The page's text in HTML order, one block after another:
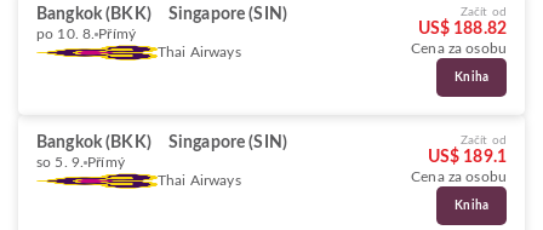
Bangkok (BKK) Singapore (SIN)
po 10. 8. Přímý
Thai Airways
Začít od
US$ 188.82
Cena za osobu
Kniha
Bangkok (BKK) Singapore (SIN)
so 5. 9. Přímý
Thai Airways
Začít od
US$ 189.1
Cena za osobu
Kniha